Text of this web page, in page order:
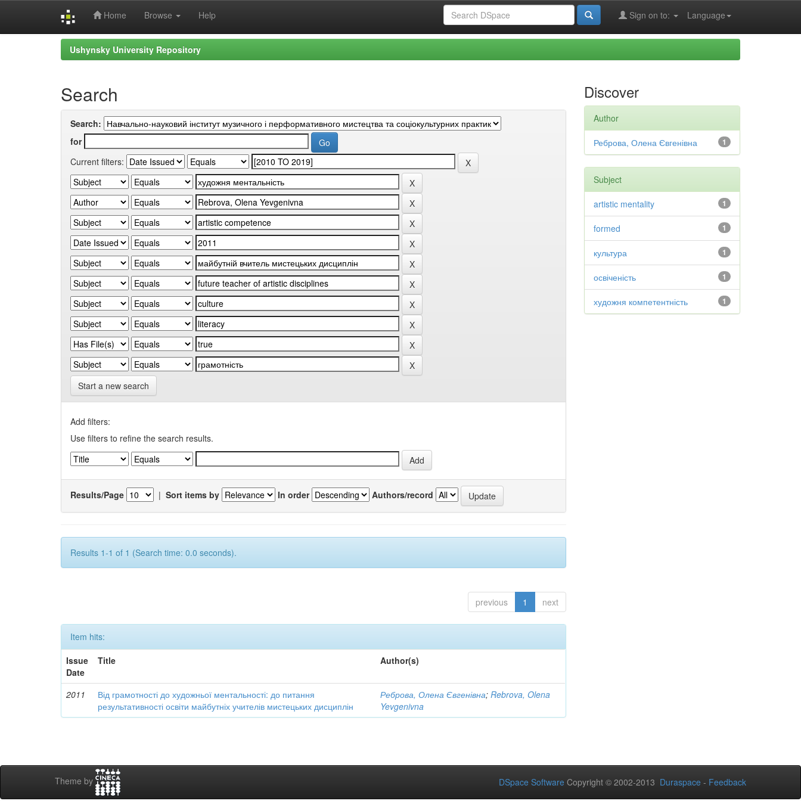
Home Browse Help Language
Sign on to:
Ushynsky University Repository
Search
Search:
for
Current filters:
Start a new search
Add filters:
Use filters to refine the search results.
Results/Page | Sort items by In order Authors/record
Results 1-1 of 1 (Search time: 0.0 seconds).
previous 1 next
Item hits:
Issue
Date
Title Author(s)
2011
Від грамотності до художньої ментальності: до питання
результативності освіти майбутніх учителів мистецьких дисциплін
Реброва, Олена Євгенівна;Rebrova, Olena
Yevgenivna
Discover
Author
1
Реброва, Олена Євгенівна
Subject
1
artistic mentality
1
formed
1
культура
1
освіченість
1
художня компетентність
Theme by DSpace Software Copyright © 2002-2013 Duraspace - Feedback